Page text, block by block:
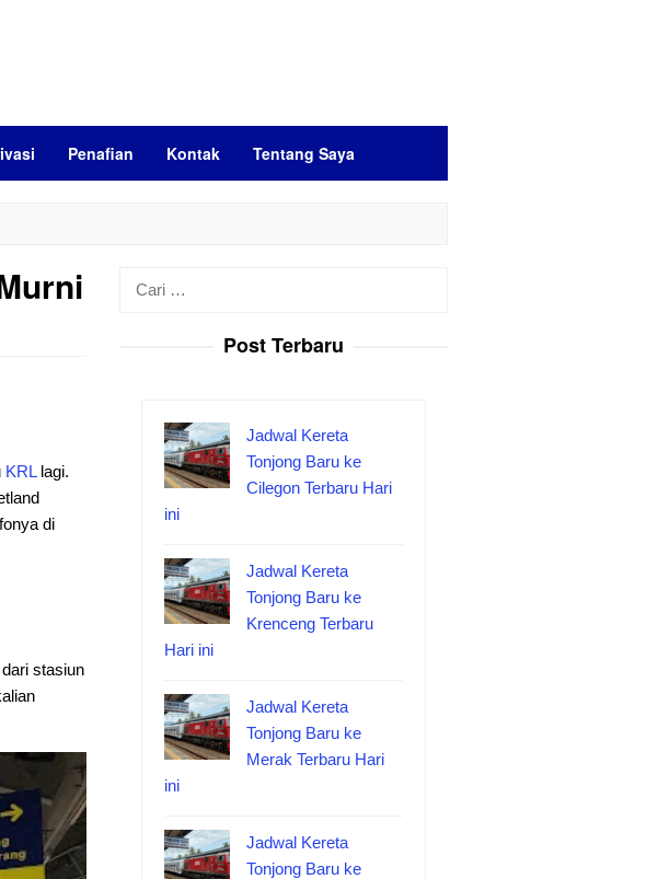
Penafian Kontak Tentang Saya
KRLlagi.
di
stasiun
Post Terbaru
Jadwal Kereta
Tonjong Baru ke
Cilegon Terbaru Hari
ini
Jadwal Kereta
Tonjong Baru ke
Krenceng Terbaru
Hari ini
Jadwal Kereta
Tonjong Baru ke
Merak Terbaru Hari
ini
Jadwal Kereta
Tonjong Baru ke